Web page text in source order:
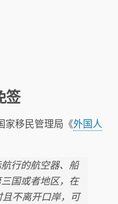
签
家移民管理局《外国人
行的航空器、船
国或者地区，在
不离开口岸，可